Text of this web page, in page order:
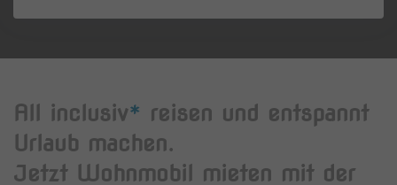
All inclusiv* reisen und entspannt
Urlaub machen.
Jetzt Wohnmobil mieten mit der